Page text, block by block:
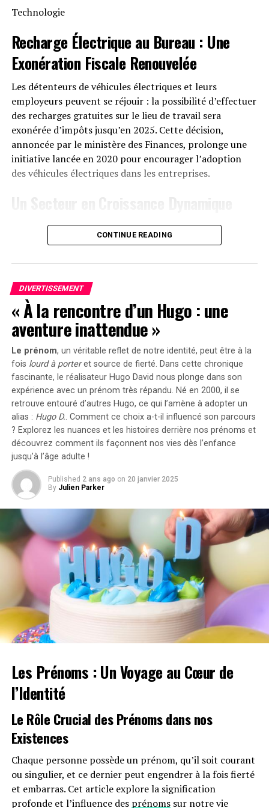
certification IP65 qui assure sa résistance face aux
intempéries tout en étant capable de fonctionner dans
des températures variant entre -20 °C et +55 °C.
Disponibilité et Offres
Promotionnelles
Le solarbank 2 AC est disponible sur le site officiel
d’Anker SOLIX ainsi que sur Amazon au prix standard de
1299 euros. Cependant, une offre promotionnelle
« early bird » sera active du20 janvier au 23 février
2025, permettant aux acheteurs intéressés d’acquérir
le Solarbank 2 AC représente une avancée significative
engagement envers la durabilité environnementale.
Technologie
Recharge Électriqueau Bureau : Une
Exonération FiscaleRenouvelée
Les détenteurs de véhicules électriques et leurs
employeurs peuvent se réjouir : la possibilité d’effectuer
des recharges gratuites sur le lieu de travail sera
exonérée d’impôts jusqu’en 2025. Cette décision,
annoncée par le ministère des Finances, prolonge une
initiative lancée en 2020 pour encourager l’adoption
des véhicules électriques dans les entreprises.
Cette prolongation intervient à un moment clé, alors
que le marché des voitures électriques continue
En2023, les particuliers représentent désormais 84%
des acquisitions de véhicules électriques, contre
seulement 68% en 2018.
Concrètement,cette mesure permet aux sociétés
d’installer gratuitement des bornes de recharge pour
leurs employés sans impact fiscal. Les frais liés à
l’électricité pour ces recharges ne seront pas pris en
compte dans le calcul des avantages en nature. De plus,
un abattement de 50% sur ces avantages est maintenu
avec un plafond révisé à environ 2000 euros pour
l’année prochaine.
Accélération Vers une Mobilité Électrique
Cette initiative fait partie d’une stratégie globale visant
à promouvoir l’électrification du parc automobile
français. Cependant, les grandes entreprises
rencontrent encore des difficultés pour atteindre leurs
objectifs ; seulement 8% des nouveaux véhicules
immatriculés par ces entités étaient électriques en
2023. Ces incitations fiscales pourraient néanmoins
inciter davantage d’employeurs à franchir le
pas.Cependant, plusieurs défis demeurent concernant
les infrastructures nécessaires au chargement ainsi que
sur l’autonomie des véhicules et les perceptions parmi
bonus écologique pour les utilitaires et sa diminution
pour les particuliers pourraient freiner cet élan vers
une adoption plus large.
Avenir Prometteur Pour La Mobilité
Électrique
Malgré ces obstacles potentiels, il existe un optimisme
quant au futur de la mobilité électrique dans le milieu
professionnel. Les avancées technologiques continues
CONTINUE READING
DIVERTISSEMENT
« À la rencontre d’un Hugo : une
aventure inattendue »
Le prénom, un véritable reflet de notre identité, peut être à la
fois lourd à porteret source de fierté. Dans cette chronique
fascinante, le réalisateur Hugo David nous plonge dans son
expérience avec un prénom très répandu. Né en 2000, il se
retrouve entouré d’autres Hugo, ce qui l’amène à adopter un
alias : Hugo D.. Comment ce choix a-t-il influencé son parcours
? Explorez les nuances et les histoires derrière nos prénoms et
découvrez comment ils façonnent nos vies dès l’enfance
jusqu’à l’âge adulte !
Published 2 ans ago on 20 janvier 2025
By Julien Parker
Les Prénoms : Un Voyage au Cœur de
l’Identité
Le Rôle Crucial des Prénoms dans nos
Existences
Chaque personne possède un prénom, qu’il soit courant
ou singulier, et ce dernier peut engendrer à la fois fierté
et embarras. Cet article explore la signification
profonde et l’influence des prénomssur notre vie